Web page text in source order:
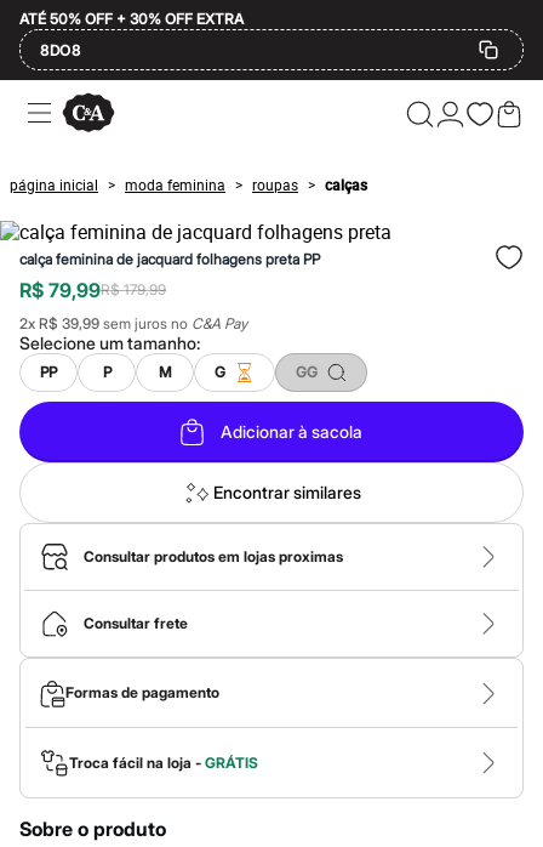
ATÉ 50% OFF + 30% OFF EXTRA
8DO8
Ofertas
Compre por Departamento
Masculino
Infantil
Calçados
Mindse7
Plus Size
Até 20% off
Até 40% off
Até 60% off
A partir de 60% off
Feminino
Em alta
Inverno
Alfaiataria
Novidades
Roupas
Blusas e Camisetas
Básicos
Calças
Casacos e Jaquetas
Jeans
Macacões
Saias
Shorts e Bermudas
Vestidos
Acessórios
Bolsas
Bonés e Chapéus
Bijoux
Cintos
Relógios
página inicial > moda feminina > roupas > calças
calça feminina de jacquard folhagens preta PP
R$ 79,99R$ 179,99
2x R$ 39,99 sem juros no C&A Pay
Selecione umtamanho:
PP P M G GG
Adicionar à sacola
Encontrar similares
Consultar produtos em lojas proximas
Consultar frete
Formas de pagamento
Troca fácil na loja - GRÁTIS
Sobre o produto